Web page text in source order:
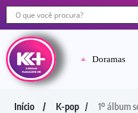
Doramas
Início K-pop 1º álbum